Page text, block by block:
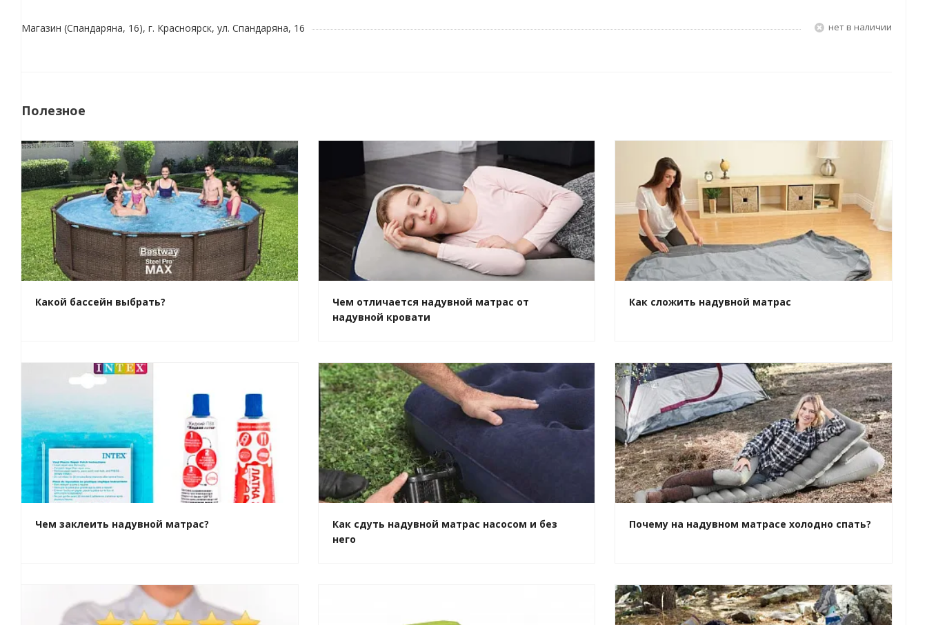
Магазин (Спандаряна, 16), г. Красноярск, ул. Спандаряна, 16 Нет в наличии
Полезное
Какой бассейн выбрать?
Чем отличается надувной матрас от
надувной кровати
Как сложить надувной матрас
Чем заклеить надувной матрас?
Как сдуть надувной матрас насосом и без
него
Почему на надувном матрасе холодно спать?